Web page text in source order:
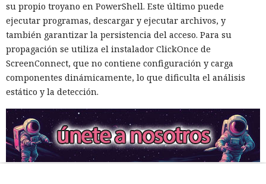
su propio troyano en PowerShell. Este último puede
ejecutar programas, descargar y ejecutar archivos, y
también garantizar la persistencia del acceso. Para su
propagación se utiliza el instalador ClickOnce de
ScreenConnect, que no contiene configuración y carga
componentes dinámicamente, lo que dificulta el análisis
estático y la detección.